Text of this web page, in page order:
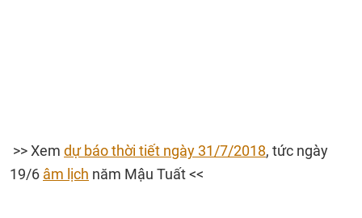
>> Xem dự báo thời tiết ngày 31/7/2018, tức ngày
19/6 âm lịch năm Mậu Tuất <<